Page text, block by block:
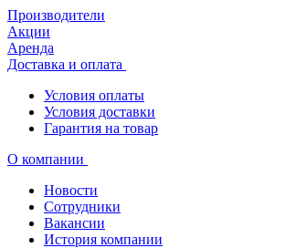
Производители
Акции
Аренда
Доставка и оплата
Условия оплаты
Условия доставки
Гарантия на товар
О компании
Новости
Сотрудники
Вакансии
История компании